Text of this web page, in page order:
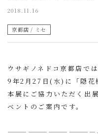
2018.11.16
京都店 / ミセ
ウサギノネドコ京都店で
9年2月27日(水)に「隠花
本展にご協力いただく出
ベントのご案内です。